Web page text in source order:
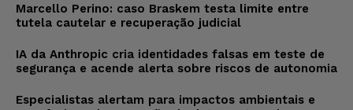
Marcello Perino: caso Braskem testa limite entre
tutela cautelar e recuperação judicial
IA da Anthropic cria identidades falsas em teste de
segurança e acende alerta sobre riscos de autonomia
Especialistas alertam para impactos ambientais e